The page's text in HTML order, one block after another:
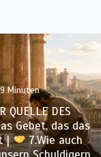
DES
das das
7.Wie auch